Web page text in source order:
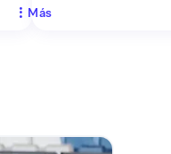
Más